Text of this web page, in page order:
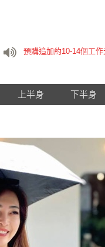
預購追加約10-14個工作
下單即同意購買，無法
預購追加約10-14個工
上半身 下半身